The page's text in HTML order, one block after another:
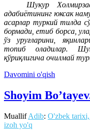
Шукур
адабиётининг юксак
асарлар туркий тилда
бормади, етиб борса,
ўз уруғларини,
топиб оладилар.
қўриқлигича очилмай
Davomini o'qish
Shoyim
MuallifAdib: O'zbek
izoh yo'q